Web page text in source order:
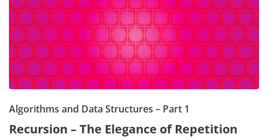
Algorithms and Data Structures – Part 1
Recursion – The Elegance of Repetition